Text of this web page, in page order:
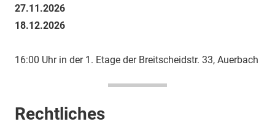
27.11.2026
18.12.2026
16:00 Uhr in der 1. Etage der Breitscheidstr. 33, Auerbach
Rechtliches